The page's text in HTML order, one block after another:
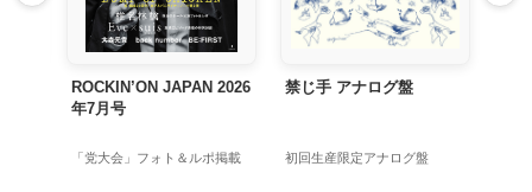
MAD HOPE Japan Tour
長岡亮介＆三浦淳悟参加
ROCKIN’ON JAPAN 2026
「党大会」フォト＆ルポ掲載